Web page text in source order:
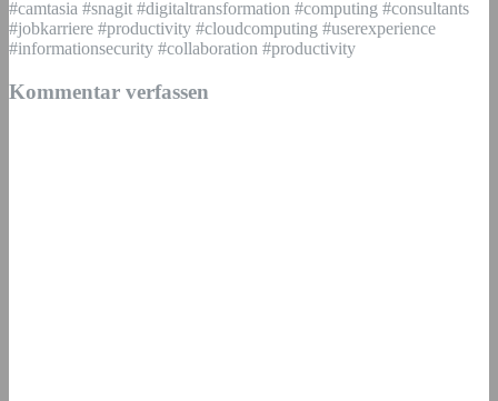
#camtasia #snagit #digitaltransformation #computing #consultants
#jobkarriere #productivity #cloudcomputing #userexperience
#informationsecurity #collaboration #productivity
Kommentar verfassen